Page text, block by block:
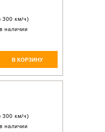
300 км/ч)
наличии
В КОРЗИНУ
300 км/ч)
наличии